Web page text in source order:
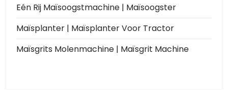
Eén Rij Maïsoogstmachine | Maïsoogster
Maïsplanter | Maïsplanter Voor Tractor
Maïsgrits Molenmachine | Maïsgrit Machine